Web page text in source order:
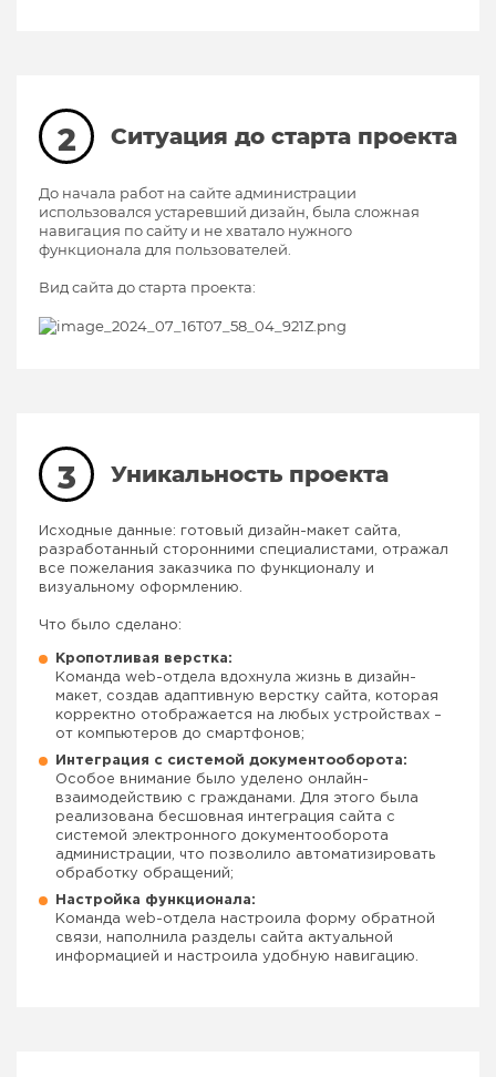
2 Ситуация до старта проекта
До начала работ на сайте администрации
использовался устаревший дизайн, была сложная
навигация по сайту и не хватало нужного
функционала для пользователей.
Вид сайта до старта проекта:
3 Уникальность проекта
Исходные данные: готовый дизайн-макет сайта,
разработанный сторонними специалистами, отражал
все пожелания заказчика по функционалу и
визуальному оформлению.
Что было сделано:
Кропотливая верстка:
Команда web-отдела вдохнула жизнь в дизайн-
макет, создав адаптивную верстку сайта, которая
корректно отображается на любых устройствах –
от компьютеров до смартфонов;
Интеграция с системой документооборота:
Особое внимание было уделено онлайн-
взаимодействию с гражданами. Для этого была
реализована бесшовная интеграция сайта с
системой электронного документооборота
администрации, что позволило автоматизировать
обработку обращений;
Настройка функционала:
Команда web-отдела настроила форму обратной
связи, наполнила разделы сайта актуальной
информацией и настроила удобную навигацию.